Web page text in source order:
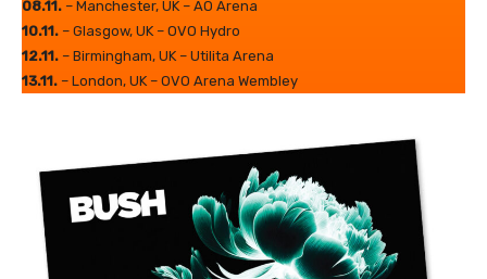
08.11. – Manchester, UK – AO Arena
10.11. – Glasgow, UK – OVO Hydro
12.11. – Birmingham, UK – Utilita Arena
13.11. – London, UK – OVO Arena Wembley